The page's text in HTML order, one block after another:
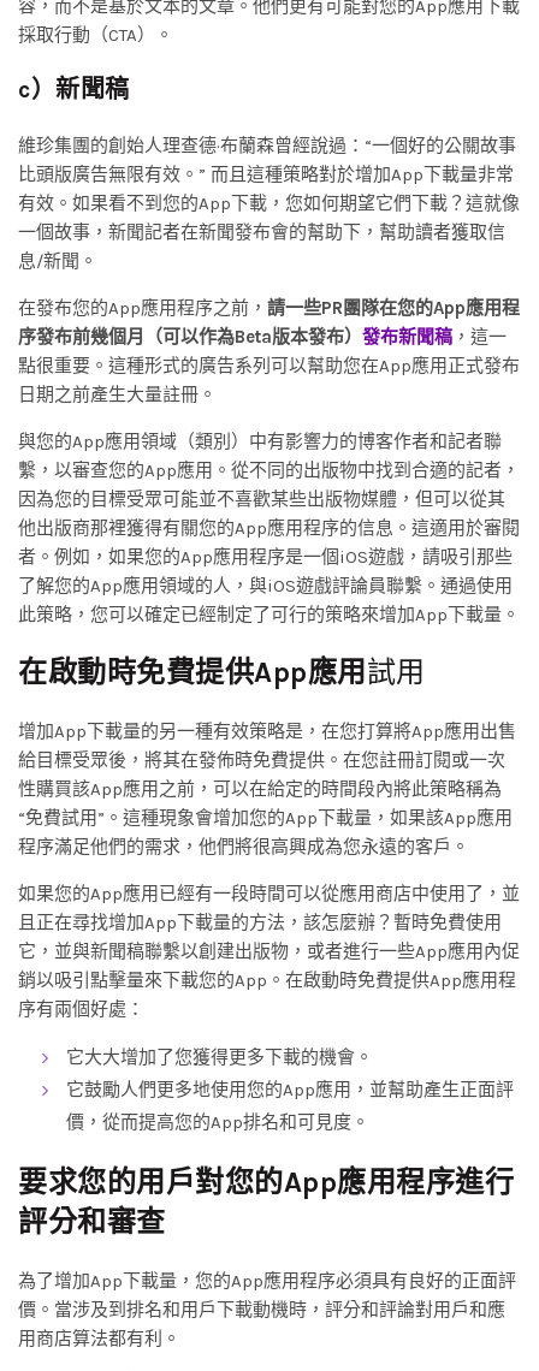
容，而不是基於文本的文章。他們更有可能對您的App應用下載
採取行動（CTA）。
c）新聞稿
維珍集團的創始人理查德·布蘭森曾經說過：“一個好的公關故事
比頭版廣告無限有效。” 而且這種策略對於增加App下載量非常
有效。如果看不到您的App下載，您如何期望它們下載？這就像
一個故事，新聞記者在新聞發布會的幫助下，幫助讀者獲取信
息/新聞。
在發布您的App應用程序之前， 請一些PR團隊在您的App應用程
序發布前幾個月（可以作為Beta版本發布） 發布新聞稿 ，這一
點很重要。這種形式的廣告系列可以幫助您在App應用正式發布
日期之前產生大量註冊。
與您的App應用領域（類別）中有影響力的博客作者和記者聯
繫，以審查您的App應用。從不同的出版物中找到合適的記者，
因為您的目標受眾可能並不喜歡某些出版物媒體，但可以從其
他出版商那裡獲得有關您的App應用程序的信息。這適用於審閱
者。例如，如果您的App應用程序是一個iOS遊戲，請吸引那些
了解您的App應用領域的人，與iOS遊戲評論員聯繫。通過使用
此策略，您可以確定已經制定了可行的策略來增加App下載量。
在啟動時免費提供App應用 試用
增加App下載量的另一種有效策略是，在您打算將App應用出售
給目標受眾後，將其在發佈時免費提供。在您註冊訂閱或一次
性購買該App應用之前，可以在給定的時間段內將此策略稱為
“免費試用”。這種現象會增加您的App下載量，如果該App應用
程序滿足他們的需求，他們將很高興成為您永遠的客戶。
如果您的App應用已經有一段時間可以從應用商店中使用了，並
且正在尋找增加App下載量的方法，該怎麼辦？暫時免費使用
它，並與新聞稿聯繫以創建出版物，或者進行一些App應用內促
銷以吸引點擊量來下載您的App。在啟動時免費提供App應用程
序有兩個好處：
它大大增加了您獲得更多下載的機會。
它鼓勵人們更多地使用您的App應用，並幫助產生正面評
價，從而提高您的App排名和可見度。
要求您的用戶對您的App應用程序進行
評分和審查
為了增加App下載量，您的App應用程序必須具有良好的正面評
價。當涉及到排名和用戶下載動機時，評分和評論對用戶和應
用商店算法都有利。